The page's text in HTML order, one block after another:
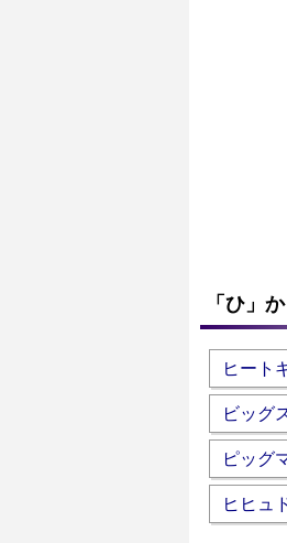
「ひ」
ヒート
ビッグ
ピッグ
ヒヒュ